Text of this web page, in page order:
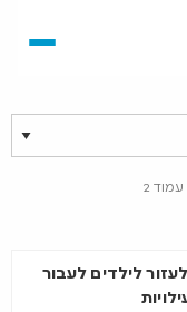
עמוד 2
לילדים לעבור